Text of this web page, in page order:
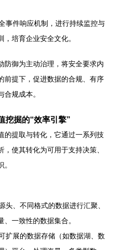
事件响应机制，进行持续监控与
培育企业安全文化。
防御为主动治理，将安全要求内
前提下，促进数据的合规、有序
规成本。
挖掘的“效率引擎”
的提取与转化，它通过一系列技
使其转化为可用于支持决策、
头、不同格式的数据进行汇聚、
一致性的数据集合。
扩展的数据存储（如数据湖、数